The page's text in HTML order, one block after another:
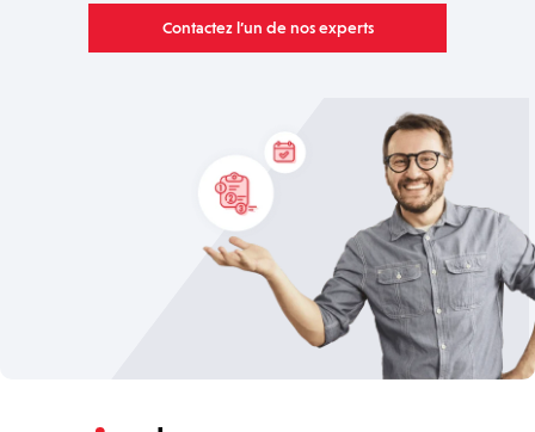
Contactez l’un de nos experts